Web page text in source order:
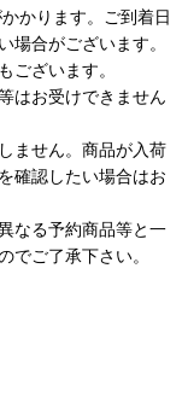
かります。ご到着日
場合がございます。
ございます。
はお受けできません
ません。商品が入荷
確認したい場合はお
なる予約商品等と一
でご了承下さい。